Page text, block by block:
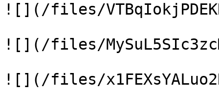
![](/files/
![](/files/